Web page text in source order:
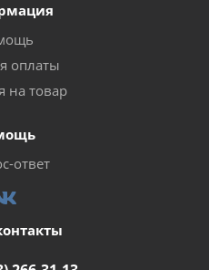
оплаты
на товар
ответ